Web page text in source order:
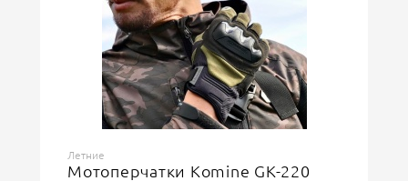
отлично
Всесезонные
Мотоштаны Komine PK-914 W-